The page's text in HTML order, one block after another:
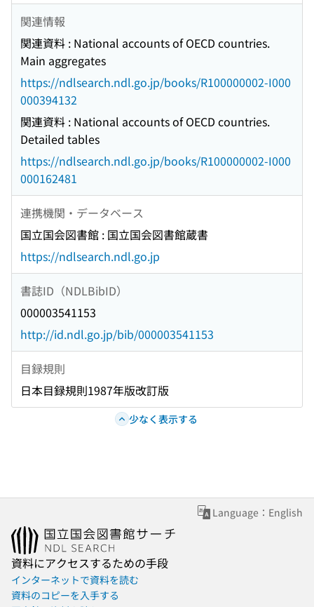
関連情報
関連資料 : National accounts of OECD countries.
Main aggregates
https://ndlsearch.ndl.go.jp/books/R100000002-I000
000394132
関連資料 : National accounts of OECD countries.
Detailed tables
https://ndlsearch.ndl.go.jp/books/R100000002-I000
000162481
連携機関・データベース
国立国会図書館 : 国立国会図書館蔵書
https://ndlsearch.ndl.go.jp
書誌ID（NDLBibID）
000003541153
http://id.ndl.go.jp/bib/000003541153
目録規則
日本目録規則1987年版改訂版
少なく表示する
Language：English
資料にアクセスするための手段
インターネットで資料を読む
資料のコピーを入手する